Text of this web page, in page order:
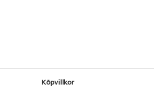
Köpvillkor